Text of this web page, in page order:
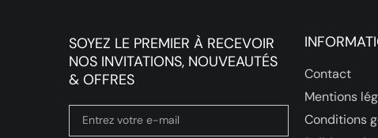
SOYEZ LE PREMIER À RECEVOIR
NOS INVITATIONS, NOUVEAUTÉS
& OFFRES
Contact
Mentions
Conditions